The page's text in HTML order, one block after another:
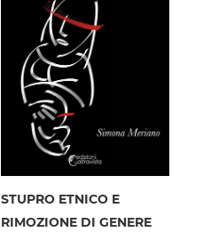
STUPRO ETNICO E
RIMOZIONE DI GENERE